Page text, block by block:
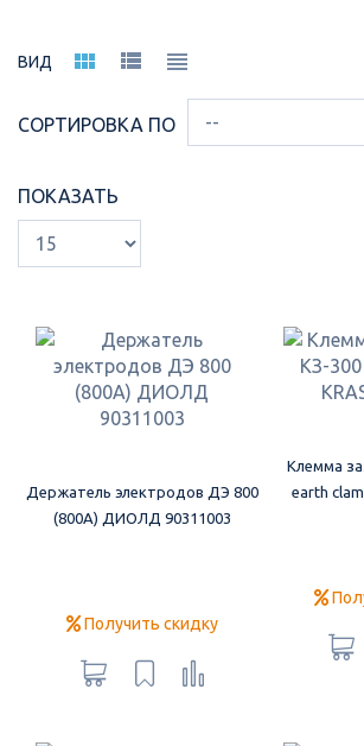
ВИД
СОРТИРОВКА ПО
ПОКАЗАТЬ
Держатель электродов ДЭ 800
(800А) ДИОЛД 90311003
Получить скидку
Клемма
earth